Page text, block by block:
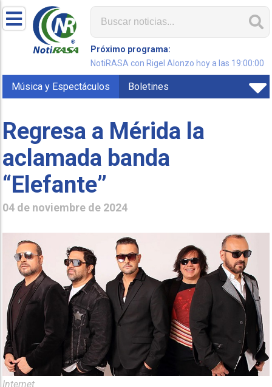
Próximo programa:
NotiRASA con Rigel Alonzo hoy a las 19:00:00
Música y Espectáculos Boletines
Regresa a Mérida la
aclamada banda
“Elefante”
04 de noviembre de 2024
Internet